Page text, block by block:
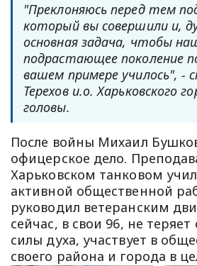
"Преклоняюсь перед тем
который вы совершили и,
основная задача, чтобы
подрастающее поколение
вашем примере училось", -
Терехов и.о. Харьковского
головы.
После войны Михаил
офицерское дело.
Харьковском танковом
активной общественной
руководил ветеранским
сейчас, в свои 96, не
силы духа, участвует в
своего района и города в